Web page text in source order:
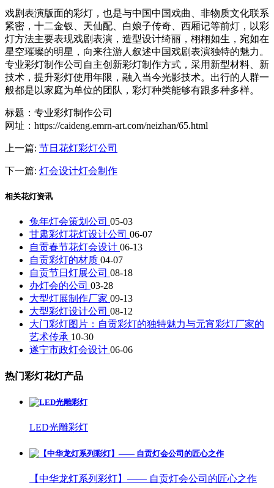
戏剧表演版面的彩灯，也是与中国中国戏曲、非物质文化联系
紧密，十二金钗、天仙配、白娘子传奇、西厢记等前灯，以彩
灯方法主要表现戏剧表演，造型设计绮丽，栩栩如生，宛如在
星空璀璨的明星，向来往游人叙述中国戏剧表演独特的魅力。
专业彩灯制作公司自主创新彩灯制作方式，采用新型材料、新
技术，提升彩灯使用年限，融入当今光影技术。出行的人群一
般都是以家庭为单位的团队，彩灯种类能够有跟多种多样。
标题：专业彩灯制作公司
网址：https://caideng.emrn-art.com/neizhan/65.html
上一篇: 节日花灯彩灯公司
下一篇: 灯会设计灯会制作
相关花灯资讯
兔年灯会策划公司 05-03
甘肃彩灯花灯设计公司 06-07
自贡春节花灯会设计 06-13
自贡彩灯的材质 04-07
自贡节日灯展公司 08-18
办灯会的公司 03-28
大型灯展制作厂家 09-13
大型彩灯设计公司 08-12
大门彩灯图片：自贡彩灯的独特魅力与元宵彩灯厂家的
艺术传承 10-30
遂宁市政灯会设计 06-06
热门彩灯花灯产品
LED光雕彩灯
【中华龙灯系列彩灯】—— 自贡灯会公司的匠心之作